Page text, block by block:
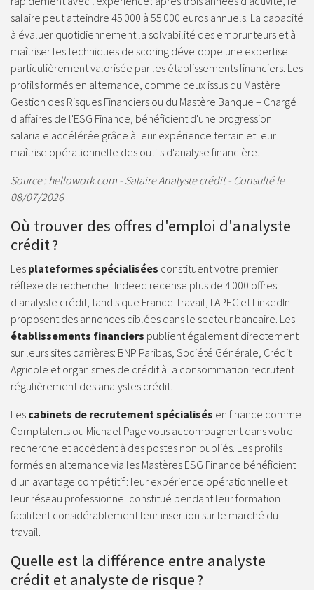
salaire peut atteindre 45 000 à 55 000 euros annuels. La capacité
à évaluer quotidiennement la solvabilité des emprunteurs et à
maîtriser les techniques de scoring développe une expertise
particulièrement valorisée par les établissements financiers. Les
profils formés en alternance, comme ceux issus du Mastère
Gestion des Risques Financiers ou du Mastère Banque – Chargé
d'affaires de l'ESG Finance, bénéficient d'une progression
salariale accélérée grâce à leur expérience terrain et leur
maîtrise opérationnelle des outils d'analyse financière.
Source : hellowork.com - Salaire Analyste crédit - Consulté le
08/07/2026
Où trouver des offres d'emploi d'analyste
crédit ?
Les plateformes spécialisées constituent votre premier
réflexe de recherche : Indeed recense plus de 4 000 offres
d'analyste crédit, tandis que France Travail, l'APEC et LinkedIn
proposent des annonces ciblées dans le secteur bancaire. Les
établissements financiers publient également directement
sur leurs sites carrières: BNP Paribas, Société Générale, Crédit
Agricole et organismes de crédit à la consommation recrutent
régulièrement des analystes crédit.
Les cabinets de recrutement spécialisés en finance comme
Comptalents ou Michael Page vous accompagnent dans votre
recherche et accèdent à des postes non publiés. Les profils
formés en alternance via les Mastères ESG Finance bénéficient
d'un avantage compétitif : leur expérience opérationnelle et
leur réseau professionnel constitué pendant leur formation
facilitent considérablement leur insertion sur le marché du
travail.
Quelle est la différence entre analyste
crédit et analyste de risque ?